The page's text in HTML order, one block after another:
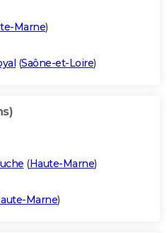
Marne)
(Saône-et-Loire)
(Haute-Marne)
Marne)